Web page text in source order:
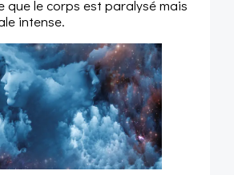
que le corps est paralysé mais
intense.